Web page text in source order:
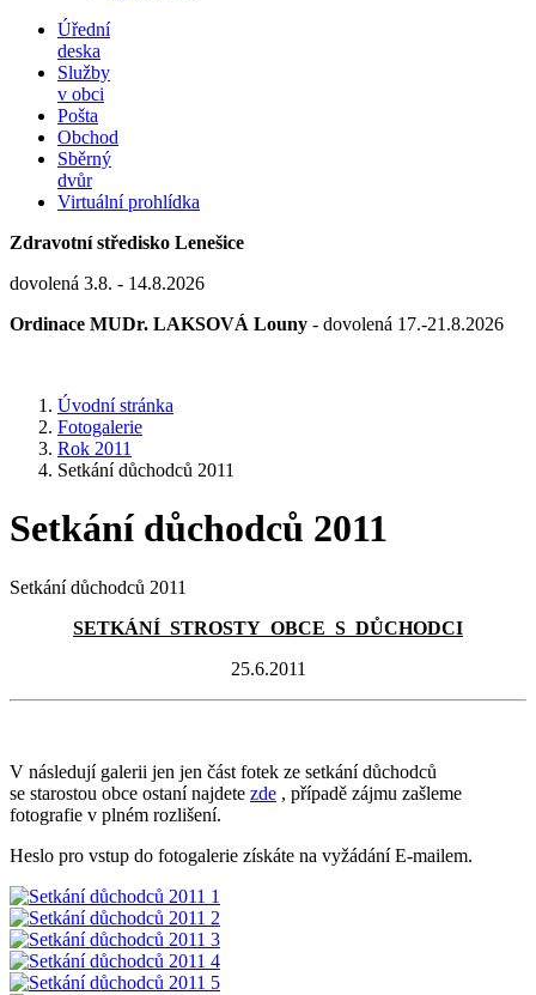
Úřední
deska
Služby
v obci
Pošta
Obchod
Sběrný
dvůr
Virtuální prohlídka
Zdravotní středisko Lenešice
dovolená 3.8. - 14.8.2026
Ordinace MUDr. LAKSOVÁ Louny - dovolená 17.-21.8.2026
Úvodní stránka
Fotogalerie
Rok 2011
Setkání důchodců 2011
Setkání důchodců 2011
Setkání důchodců 2011
SETKÁNÍ STROSTY OBCE S DŮCHODCI
25.6.2011
V následují galerii jen jen část fotek ze setkání důchodců
se starostou obce ostaní najdete zde , případě zájmu zašleme
fotografie v plném rozlišení.
Heslo pro vstup do fotogalerie získáte na vyžádání E-mailem.